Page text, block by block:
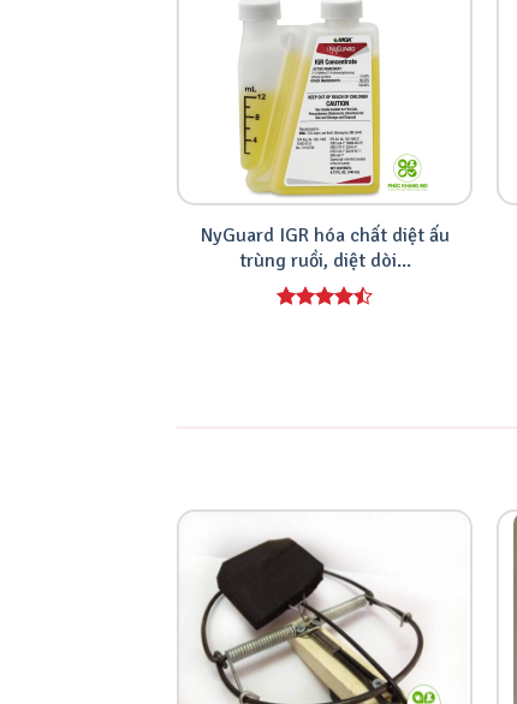
NyGuard IGR hóa chất diệt ấu
trùng ruồi, diệt dòi...